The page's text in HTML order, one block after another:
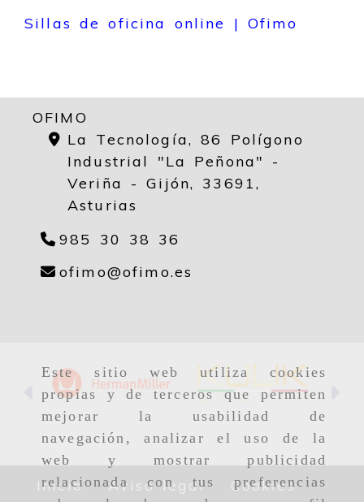
Este sitio web utiliza cookies
propias y de terceros que permiten
mejorar la usabilidad de
navegación, analizar el uso de la
web y mostrar publicidad
relacionada con tus preferencias
Sillas de oficina online | Ofimo
OFIMO
La Tecnología, 86 Polígono
Industrial "La Peñona" -
Veriña - Gijón, 33691,
Asturias
985 30 38 36
ofimo
ofimo.es
Anterior
Inicio Aviso legal Cookies